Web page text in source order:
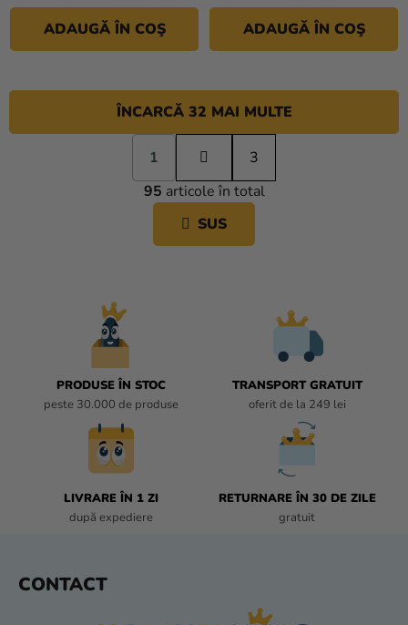
ADAUGĂ ÎN COŞ ADAUGĂ ÎN COŞ
C
O
N
T
ÎNCARCĂ 32 MAI MULTE
P
a
g
i
a
r
1
3
95 articole în total
SUS
PRODUSE ÎN STOC
peste 30.000 de produse
TRANSPORT GRATUIT
oferit de la 249 lei
LIVRARE ÎN 1 ZI
după expediere
RETURNARE ÎN 30 DE ZILE
gratuit
CONTACT